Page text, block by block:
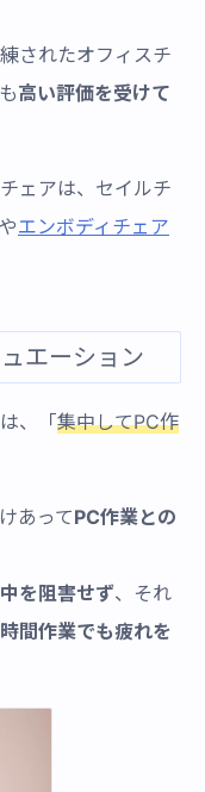
されたオフィスチ
高い評価を受けて
ェアは、セイルチ
やエンボディチェア
エーション
、「集中してPC作
あってPC作業との
を阻害せず、それ
間作業でも疲れを